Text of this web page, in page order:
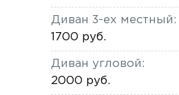
Диван 3-ех местный:
1700 руб.
Диван угловой:
2000 руб.